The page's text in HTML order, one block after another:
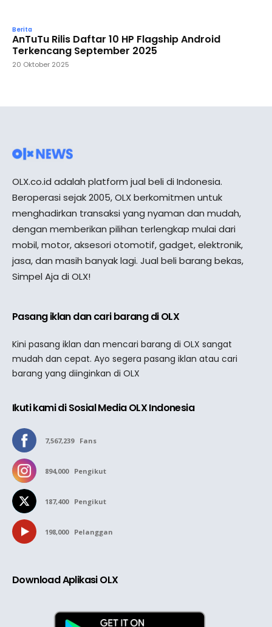
Berita
AnTuTu Rilis Daftar 10 HP Flagship Android
Terkencang September 2025
20 Oktober 2025
OLX.co.id adalah platform jual beli di Indonesia.
Beroperasi sejak 2005, OLX berkomitmen untuk
menghadirkan transaksi yang nyaman dan mudah,
dengan memberikan pilihan terlengkap mulai dari
mobil, motor, aksesori otomotif, gadget, elektronik,
jasa, dan masih banyak lagi. Jual beli barang bekas,
Simpel Aja di OLX!
Pasang iklan dan cari barang di OLX
Kini pasang iklan dan mencari barang di OLX sangat
mudah dan cepat. Ayo segera pasang iklan atau cari
barang yang diinginkan di OLX
Ikuti kami di Sosial Media OLX Indonesia
7,567,239 Fans
894,000 Pengikut
187,400 Pengikut
198,000 Pelanggan
Download Aplikasi OLX